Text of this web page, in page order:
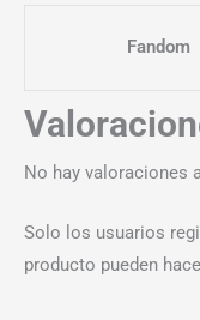
Fandom
No hay valoraciones
Solo los usuarios
producto pueden